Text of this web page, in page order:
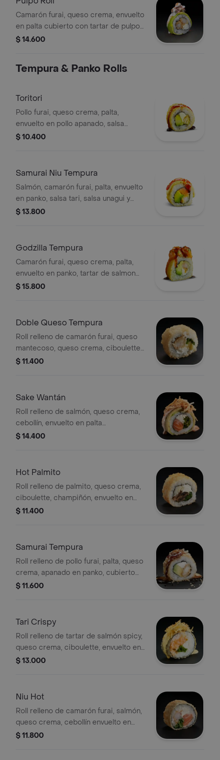
Camarón furai, queso crema, envuelto
en palta cubierto con tartar de pulpo
acevichado y chichimi.
$ 14.600
Tempura & Panko Rolls
Toritori
Pollo furai, queso crema, palta,
envuelto en pollo apanado, salsa
unagui y toques de sésamo.
$ 10.400
Samurai Niu Tempura
Salmón, camarón furai, palta, envuelto
en panko, salsa tari, salsa unagui y
toques de sésamo.
$ 13.800
Godzilla Tempura
Camarón furai, queso crema, palta,
envuelto en panko, tartar de salmon
spicy, salsa unagui, sésamo y
$ 15.800
Doble Queso Tempura
Roll relleno de camarón furai, queso
mantecoso, queso crema, ciboulette,
apanado en panko, 8 porciones.
$ 11.400
Sake Wantán
Roll relleno de salmón, queso crema,
cebollín, envuelto en palta
tempurizada, acevichada ahumada,
$ 14.400
Hot Palmito
Roll relleno de palmito, queso crema,
ciboulette, champiñón, envuelto en
panko, 8 porciones.
$ 11.400
Samurai Tempura
Roll relleno de pollo furai, palta, queso
crema, apanado en panko, cubierto
con salsa tari y teriyaki, 8 porciones.
$ 11.600
Tari Crispy
Roll relleno de tartar de salmón spicy,
queso crema, ciboulette, envuelto en
nori tempurizado, servido con salsa
$ 13.000
Niu Hot
Roll relleno de camarón furai, salmón,
queso crema, cebollín envuelto en
nori tempurizado, 8 porciones.
$ 11.800